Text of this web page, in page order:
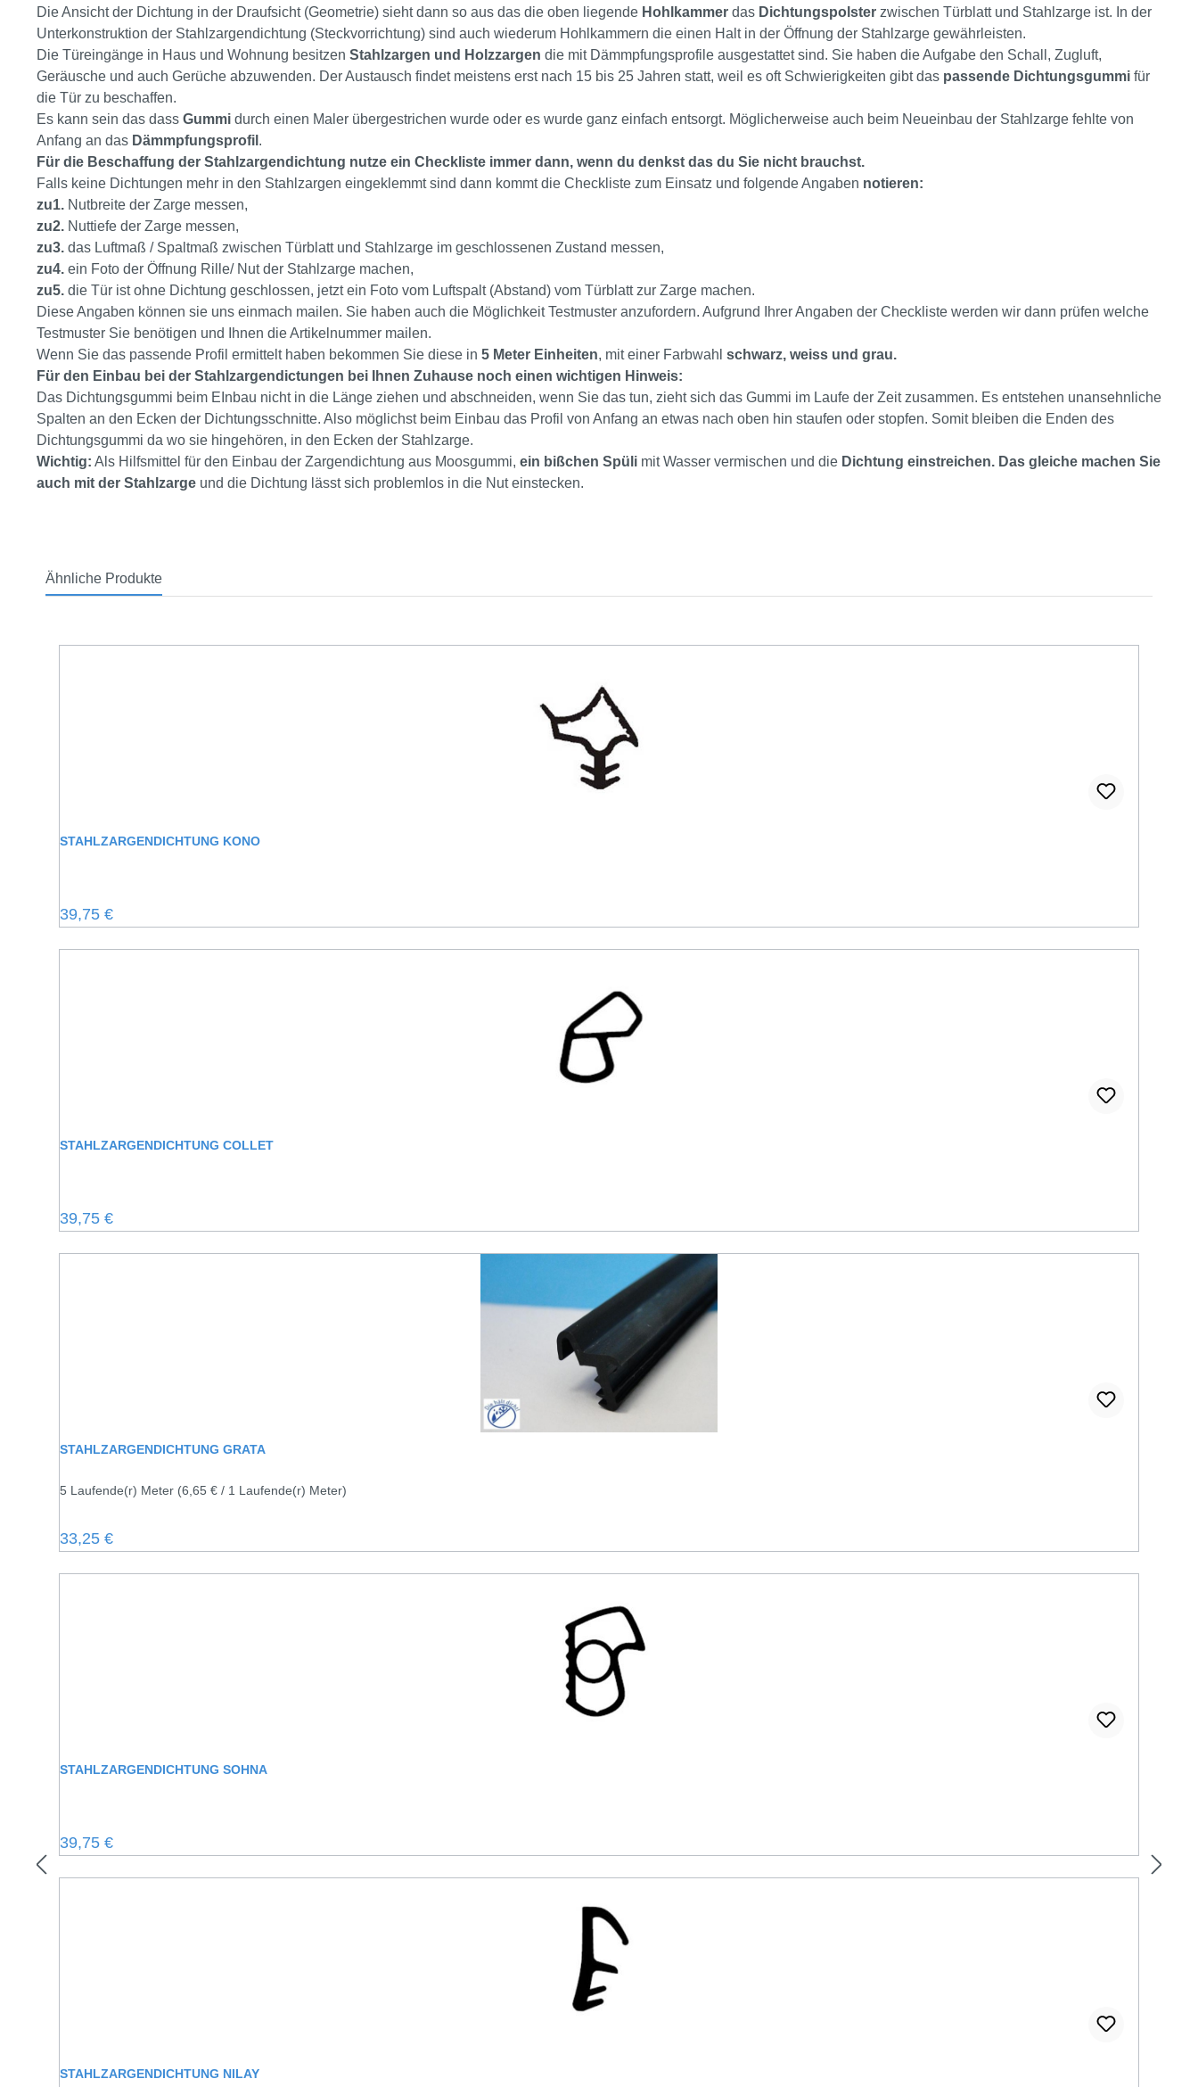
Die Ansicht der Dichtung in der Draufsicht (Geometrie) sieht dann so aus das die oben liegende Hohlkammer das Dichtungspolster zwischen Türblatt und Stahlzarge ist. In der
Unterkonstruktion der Stahlzargendichtung (Steckvorrichtung) sind auch wiederum Hohlkammern die einen Halt in der Öffnung der Stahlzarge gewährleisten.
Die Türeingänge in Haus und Wohnung besitzen Stahlzargen und Holzzargen die mit Dämmpfungsprofile ausgestattet sind. Sie haben die Aufgabe den Schall, Zugluft,
Geräusche und auch Gerüche abzuwenden. Der Austausch findet meistens erst nach 15 bis 25 Jahren statt, weil es oft Schwierigkeiten gibt das passende Dichtungsgummi für
die Tür zu beschaffen.
Es kann sein das dass Gummi durch einen Maler übergestrichen wurde oder es wurde ganz einfach entsorgt. Möglicherweise auch beim Neueinbau der Stahlzarge fehlte von
Anfang an das Dämmpfungsprofil .
Für die Beschaffung der Stahlzargendichtung nutze ein Checkliste immer dann, wenn du denkst das du Sie nicht brauchst.
Falls keine Dichtungen mehr in den Stahlzargen eingeklemmt sind dann kommt die Checkliste zum Einsatz und folgende Angaben notieren:
zu1. Nutbreite der Zarge messen,
zu2. Nuttiefe der Zarge messen,
zu3. das Luftmaß / Spaltmaß zwischen Türblatt und Stahlzarge im geschlossenen Zustand messen,
zu4. ein Foto der Öffnung Rille/ Nut der Stahlzarge machen,
zu5. die Tür ist ohne Dichtung geschlossen, jetzt ein Foto vom Luftspalt (Abstand) vom Türblatt zur Zarge machen.
Diese Angaben können sie uns einmach mailen. Sie haben auch die Möglichkeit Testmuster anzufordern. Aufgrund Ihrer Angaben der Checkliste werden wir dann prüfen welche
Testmuster Sie benötigen und Ihnen die Artikelnummer mailen.
Wenn Sie das passende Profil ermittelt haben bekommen Sie diese in 5 Meter Einheiten, mit einer Farbwahl schwarz, weiss und grau.
Für den Einbau bei der Stahlzargendictungen bei Ihnen Zuhause noch einen wichtigen Hinweis:
Das Dichtungsgummi beim EInbau nicht in die Länge ziehen und abschneiden, wenn Sie das tun, zieht sich das Gummi im Laufe der Zeit zusammen. Es entstehen unansehnliche
Spalten an den Ecken der Dichtungsschnitte. Also möglichst beim Einbau das Profil von Anfang an etwas nach oben hin staufen oder stopfen. Somit bleiben die Enden des
Dichtungsgummi da wo sie hingehören, in den Ecken der Stahlzarge.
Wichtig: Als Hilfsmittel für den Einbau der Zargendichtung aus Moosgummi, ein bißchen Spüli mit Wasser vermischen und die Dichtung einstreichen. Das gleiche machen Sie
auch mit der Stahlzarge und die Dichtung lässt sich problemlos in die Nut einstecken.
Ähnliche Produkte
STAHLZARGENDICHTUNG KONO
Regulärer Preis:
39,75 €
STAHLZARGENDICHTUNG COLLET
Regulärer Preis:
39,75 €
STAHLZARGENDICHTUNG GRATA
5 Laufende(r) Meter (6,65 € / 1 Laufende(r) Meter)
Regulärer Preis:
33,25 €
STAHLZARGENDICHTUNG SOHNA
Regulärer Preis:
39,75 €
STAHLZARGENDICHTUNG NILAY